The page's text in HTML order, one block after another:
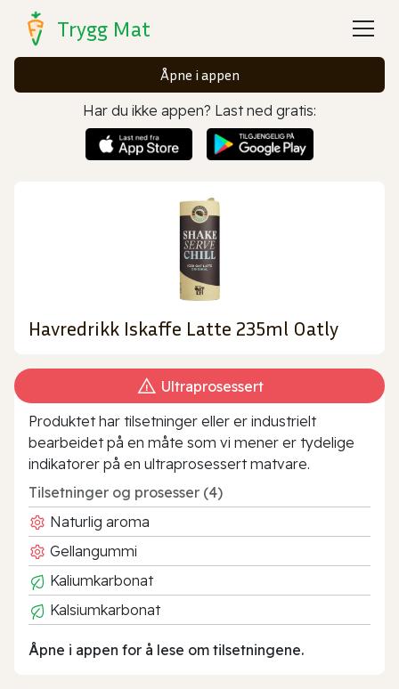
Trygg Mat
Åpne i appen
Har du ikke appen? Last ned gratis:
Havredrikk Iskaffe Latte 235ml Oatly
Ultraprosessert
Produktet har tilsetninger eller er industrielt
bearbeidet på en måte som vi mener er tydelige
indikatorer på en ultraprosessert matvare.
Tilsetninger og prosesser (4)
Naturlig aroma
Gellangummi
Kaliumkarbonat
Kalsiumkarbonat
Åpne i appen for å lese om tilsetningene.